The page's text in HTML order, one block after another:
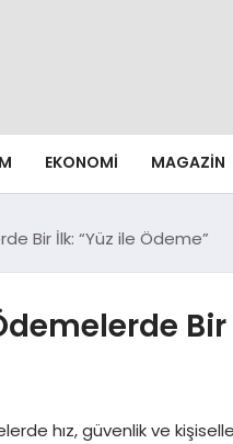
EKONOMI MAGAZIN
Bir İlk: “Yüz ile Ödeme”
Bir
hız, güvenlik ve